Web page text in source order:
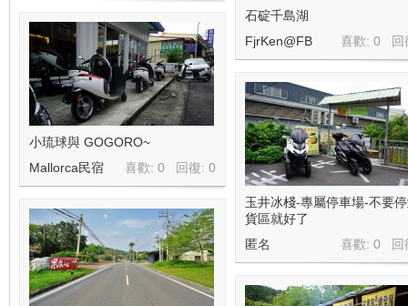
石碇千島湖
喜歡: 0 回
FjrKen@FB
小琉球與 GOGORO~
喜歡: 0 回復: 0
Mallorca民宿
玉井冰棧-專屬停車場-不要
貨區就好了
喜歡: 0 回
匿名